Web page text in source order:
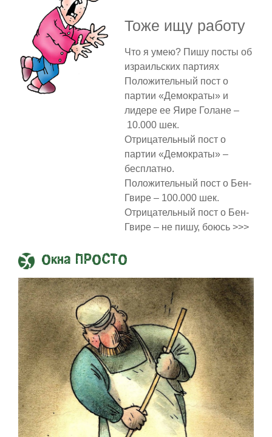
Тоже ищу работу
Что я умею? Пишу посты об
израильских партиях
Положительный пост о
партии «Демократы» и
лидере ее Яире Голане –
10.000 шек.
Отрицательный пост о
партии «Демократы» –
бесплатно.
Положительный пост о Бен-
Гвире – 100.000 шек.
Отрицательный пост о Бен-
Гвире – не пишу, боюсь >>>
Окна ПРОСТО